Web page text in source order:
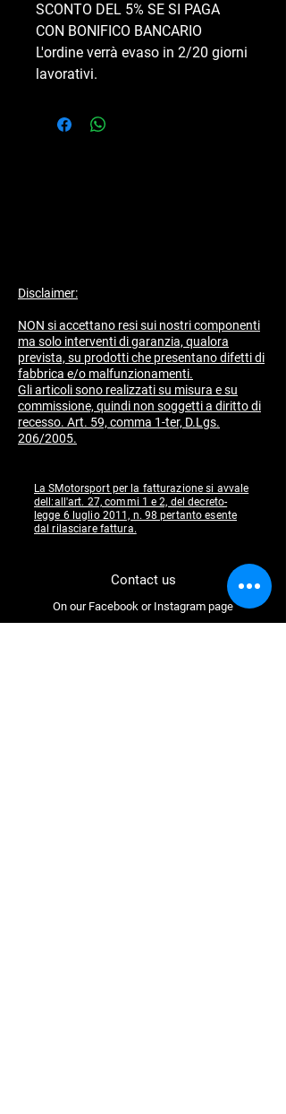
SCONTO DEL 5% SE SI PAGA
CON BONIFICO BANCARIO
L'ordine verrà evaso in 2/20 giorni
lavorativi.
Disclaimer:
NON si accettano resi sui nostri componenti
ma solo interventi di garanzia, qualora
prevista, su prodotti che presentano difetti di
fabbrica e/o malfunzionamenti.
​Gli articoli sono realizzati su misura e su
commissione, quindi non soggetti a diritto di
recesso. Art. 59, comma 1-ter, D.Lgs.
206/2005.
La SMotorsport per la fatturazione si avvale
dell:all'art. 27, commi 1 e 2, del decreto-
legge 6 luglio 2011, n. 98 pertanto esente
dal rilasciare fattura.
Contact us
On our Facebook or Instagram page